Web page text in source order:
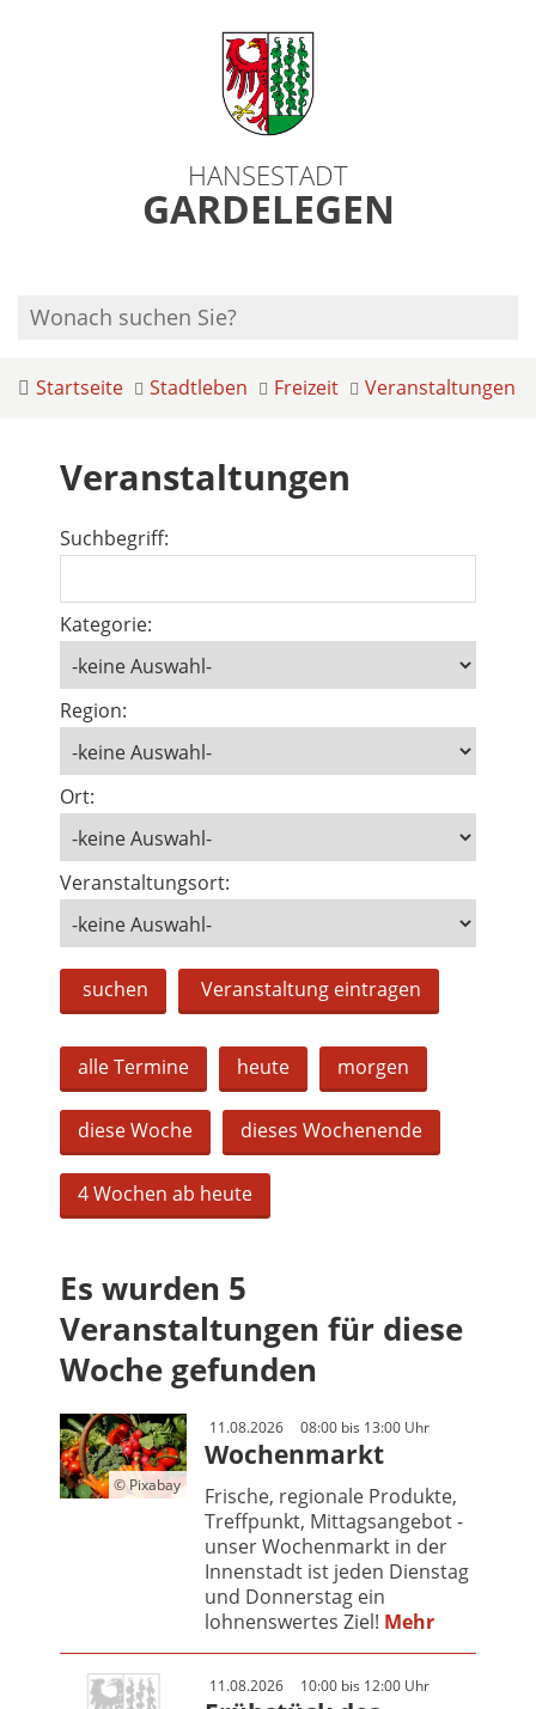
HANSESTADT
GARDELEGEN
Startseite Stadtleben Freizeit Veranstaltungen
Veranstaltungen
Suchbegriff:
Kategorie:
Region:
Ort:
Veranstaltungsort:
suchen Veranstaltung eintragen
alle Termine heute morgen
diese Woche dieses Wochenende
4 Wochen ab heute
Es wurden 5
Veranstaltungen für diese
Woche gefunden
© Pixabay
11.08.2026 08:00 bis 13:00 Uhr
Wochenmarkt
Frische, regionale Produkte,
Treffpunkt, Mittagsangebot -
unser Wochenmarkt in der
Innenstadt ist jeden Dienstag
und Donnerstag ein
lohnenswertes Ziel! Mehr
11.08.2026 10:00 bis 12:00 Uhr